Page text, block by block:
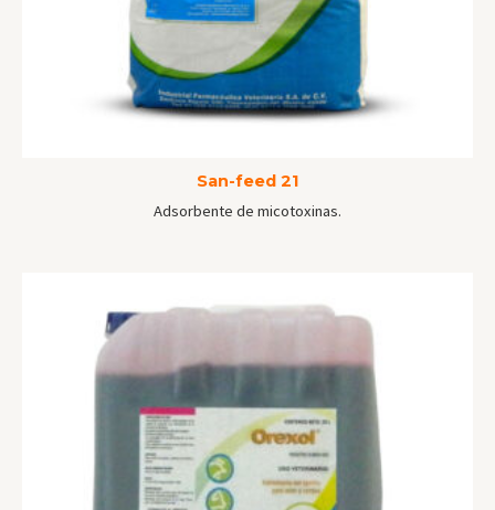
San-feed 21
Adsorbente de micotoxinas.